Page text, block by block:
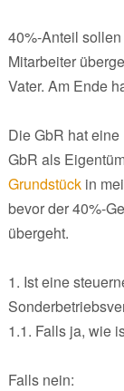
40%-Anteil
Mitarbeiter
Vater. Am Ende
Die GbR hat
GbR als
Grundstückin
bevor der 40%-
übergeht.
1. Ist eine
1.1. Falls ja, wie
Falls nein: